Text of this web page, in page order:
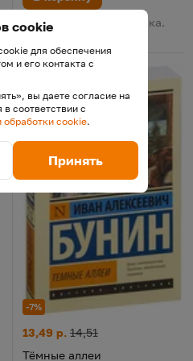
В наличии у поставщика.
Поставка 12 августа
и поэмы
-7%
Тёмные аллеи
Цена:
13,49 р.
Старая цена:
14,51
Тёмные аллеи
cookie
для обеспечения
и его контакта с
вы даете согласие на
соответствии с
обработки cookie.
Принять